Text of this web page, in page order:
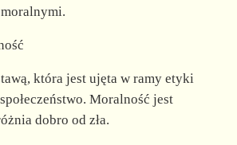
która jest ujęta w ramy etyki
Moralność jest
dobro od zła.